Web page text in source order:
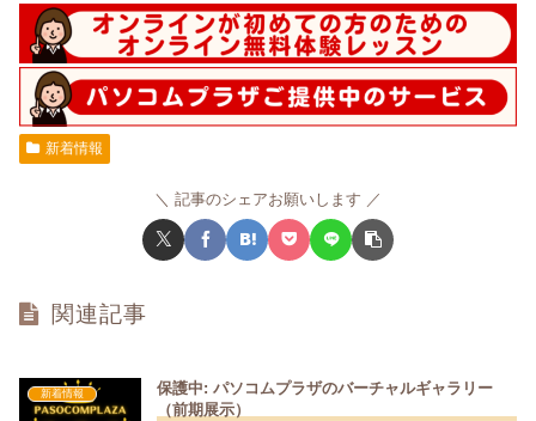
新着情報
記事のシェアお願いします
関連記事
新着情報
保護中: パソコムプラザのバーチャルギャラリー
（前期展示）